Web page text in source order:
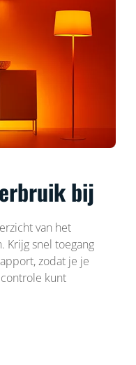
bij
van het
Krijg snel toegang
zodat je je
kunt